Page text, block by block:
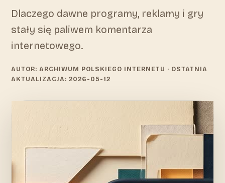
Dlaczego dawne programy, reklamy i gry
stały się paliwem komentarza
internetowego.
AUTOR: ARCHIWUM POLSKIEGO INTERNETU · OSTATNIA
AKTUALIZACJA: 2026-05-12